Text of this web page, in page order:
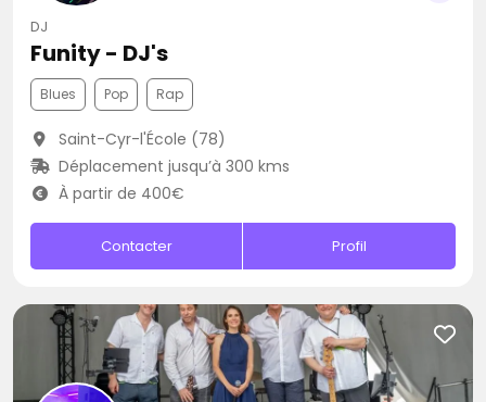
DJ
Funity - DJ's
Blues Pop Rap
Saint-Cyr-l'École (78)
Déplacement jusqu’à 300 kms
À partir de 400€
Contacter Profil